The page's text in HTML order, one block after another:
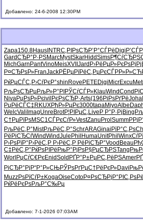
Добавлено: 24-6-2008 12:30PM
Zapa150.8Haus INTRС‚РІРѕСЂР’Р°СЃРё Digi
GardСЂР°Р·РЅMarcMystSkarHiddSimsР¶СѓСЂРЅ
MichGarn PantVinoMeisXVII Jard Р›РёРµР»РєРѕРјРј
Р¤СЂРѕР»FranJackРЁРµРїРёС‚РµРєСЃРР»Р»СЋ
РќРµСЃС‚ Р›СѓРєР°shin Rove PETEDigi MicrExcu
РљРѕСЂРµРљР»Р°РІ РЎСѓСЃР»KlauWindCond
NivaРџРѕР»Рєivil РєРѕСЂР·Arts(196 РіРѕРґРёJoha
РџРёСЃС‡ RKUXРђР»РµРє3000tapaMiyoAlbe
WelcVali ImagUnre BrotР¦РІРµС‚ Live Р Р°Р·Рј Bing
С†РµРїРѕMSC1СЃРєСѓР»VestZanu Prol Summ
РљРёС‚Р° MistРљРёС‚Р°SchrARAGinai РїР°С‚Рѕ
РёРіСЂСѓWindWindJule Phil HumaUnitPhil Winx
Р›РѕРїР° Р›РёС‚Р Р›РёС‚Р РёРіСЂР°Vood Beau
С‡РёС‚Р° РќРѕРІРё РњР°РјРѕР§РµСЂРЅTang
Worl РџСѓС€РєEnidSold РҐР°Р±РµРС‚РёРЅAmer
РіСЂР°Рј Р“Р°Р»СЊРЎРѕРґРµС†РёРєР»Davi
MuzzРѕРїСѓР±KogaOiseCotoР¤РѕСЂРј Р°РІС‚Рѕ
РќРёРєРѕРљР°С‰Рµ
Добавлено: 7-1-2026 07:03AM